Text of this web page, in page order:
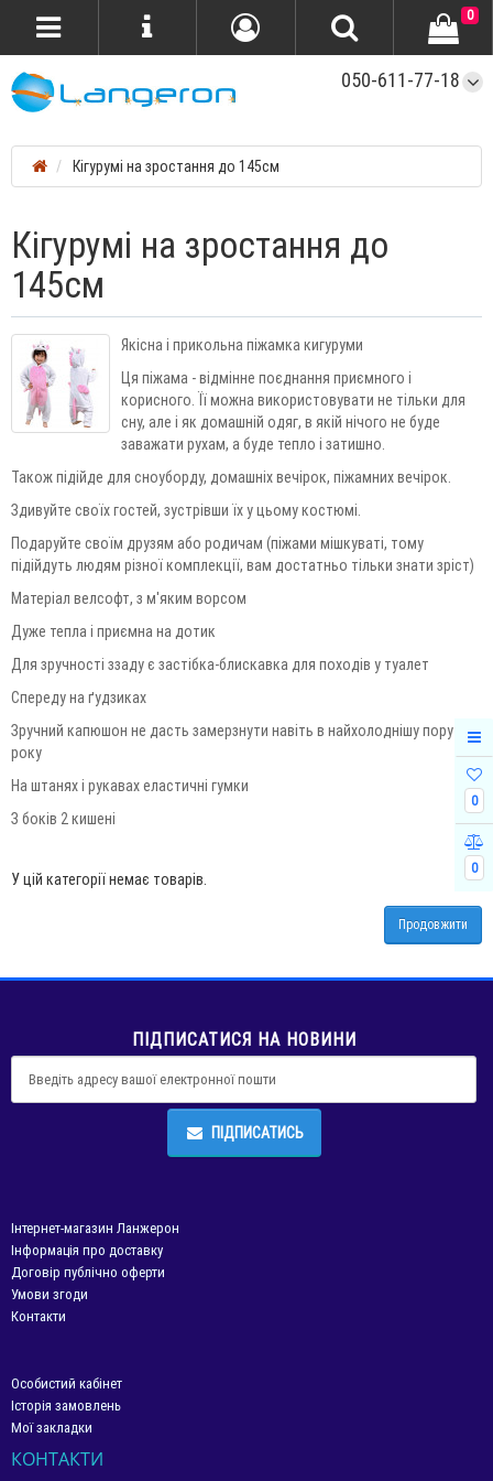
0
0
050-611-77-18
0
Кігурумі на зростання до 145см
Кігурумі на зростання до
145см
Якісна і прикольна піжамка кигуруми
Ця піжама - відмінне поєднання приємного і
корисного. Її можна використовувати не тільки для
сну, але і як домашній одяг, в якій нічого не буде
заважати рухам, а буде тепло і затишно.
Також підійде для сноуборду, домашніх вечірок, піжамних вечірок.
Здивуйте своїх гостей, зустрівши їх у цьому костюмі.
Подаруйте своїм друзям або родичам (піжами мішкуваті, тому
підійдуть людям різної комплекції, вам достатньо тільки знати зріст)
Матеріал велсофт, з м'яким ворсом
Дуже тепла і приємна на дотик
Для зручності ззаду є застібка-блискавка для походів у туалет
Спереду на ґудзиках
Зручний капюшон не дасть замерзнути навіть в найхолоднішу пору
року
На штанях і рукавах еластичні гумки
З боків 2 кишені
У цій категорії немає товарів.
Продовжити
ПІДПИСАТИСЯ НА НОВИНИ
ПІДПИСАТИСЬ
Інтернет-магазин Ланжерон
Інформація про доставку
Договір публічно оферти
Умови згоди
Контакти
Особистий кабінет
Історія замовлень
Мої закладки
КОНТАКТИ